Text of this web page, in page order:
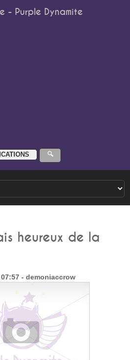
- Purple Dynamite
heureux de la
07:57 - demoniaccrow